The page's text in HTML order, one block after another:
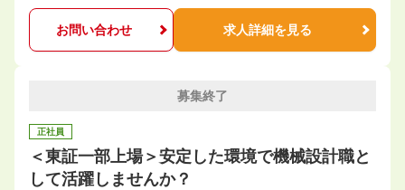
お問い合わせ 求人詳細を見る
募集終了
正社員
＜東証一部上場＞安定した環境で機械設計職と
して活躍しませんか？